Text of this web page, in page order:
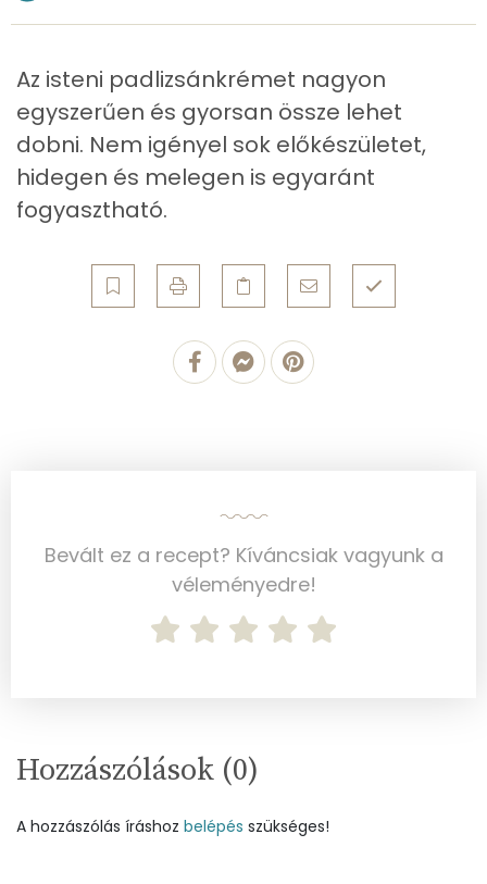
Telített zsírsav
1 g
Egyszeresen telítetlen zsírsav:
3 g
Többszörösen telítetlen zsírsav
Koleszterin
0 mg
0 mg
Magnézium
Réz
Mangán
Az isteni padlizsánkrémet nagyon
egyszerűen és gyorsan össze lehet
dobni. Nem igényel sok előkészületet,
hidegen és melegen is egyaránt
fogyasztható.
Bevált ez a recept? Kíváncsiak vagyunk a
véleményedre!
Hozzászólások (0)
A hozzászólás íráshoz belépés szükséges!